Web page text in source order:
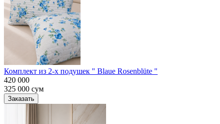
Комплект из 2-х подушек " Blaue Rosenblüte "
420 000
325 000 сум
Заказать